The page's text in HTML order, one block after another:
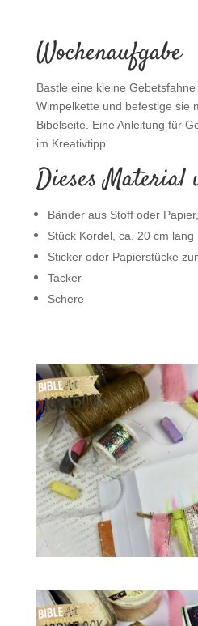
Wochenaufgabe
Bastle eine kleine
Wimpelkette und befestige sie
Bibelseite. Eine Anleitung für
im Kreativtipp.
Dieses
Bänder aus Stoff oder
Stück Kordel, ca. 20 cm lang
Sticker oder Papierstücke
Tacker
Schere